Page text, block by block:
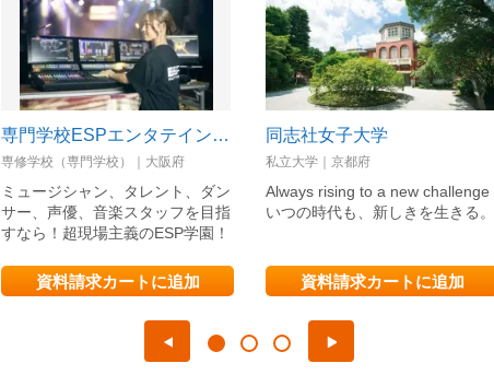
専門学校ESPエンタテインメント大阪
専修学校（専門学校）｜大阪府
ミュージシャン、タレント、ダン
サー、声優、音楽スタッフを目指
すなら！超現場主義のESP学園！
資料請求カートに追加
同志社女子大学
私立大学｜京都府
Always rising to a new challenge
いつの時代も、新しきを生きる。
資料請求カートに追加